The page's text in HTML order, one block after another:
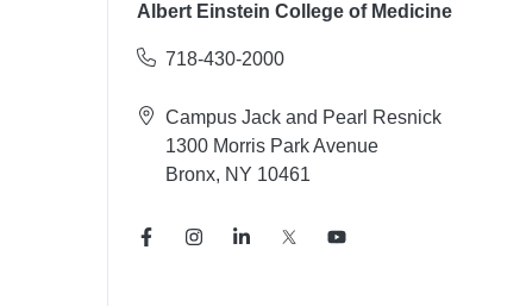
Albert Einstein College of Medicine
718-430-2000
Campus Jack and Pearl Resnick
1300 Morris Park Avenue
Bronx, NY 10461